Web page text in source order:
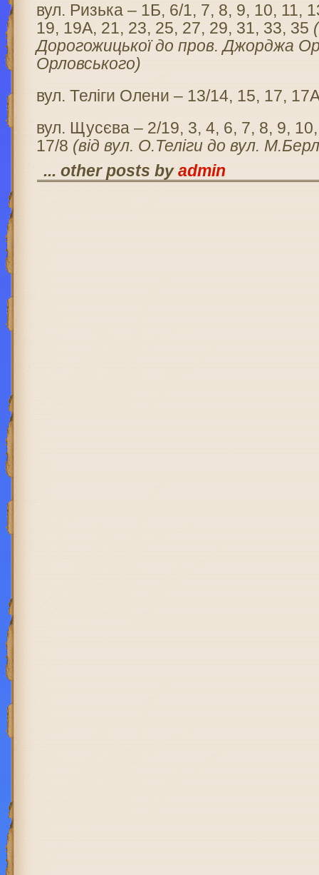
вул. Ризька – 1Б, 6/1, 7, 8, 9, 10, 11,
19, 19А, 21, 23, 25, 27, 29, 31, 33, 35
Дорогожицької до пров. Джорджа
Орловського)
вул. Теліги Олени – 13/14, 15, 17,
вул. Щусєва – 2/19, 3, 4, 6, 7, 8, 9,
17/8 (від вул. О.Теліги до вул.
... other posts byadmin